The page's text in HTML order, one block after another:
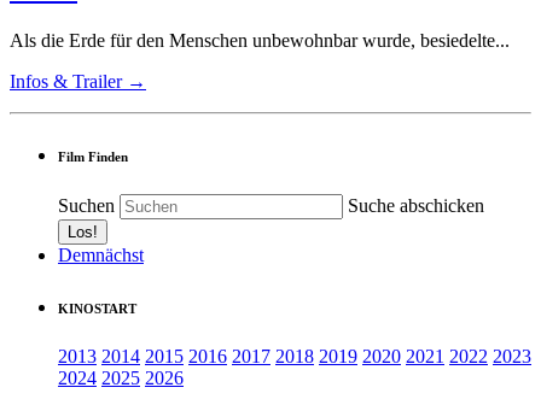
Als die Erde für den Menschen unbewohnbar wurde, besiedelte...
Infos & Trailer →
Film Finden
Suchen Suche abschicken
Demnächst
KINOSTART
2013 2014 2015 2016 2017 2018 2019 2020 2021 2022 2023
2024 2025 2026